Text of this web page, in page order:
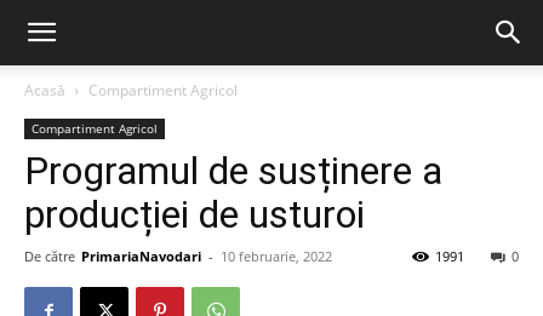
Acasă Compartiment Agricol
Compartiment Agricol
Programul de susținere a
producției de usturoi
De către PrimariaNavodari - 10 februarie, 2022 0
1991